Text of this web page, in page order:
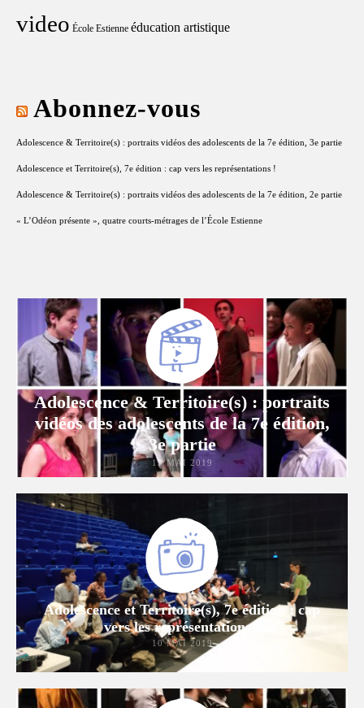
video École Estienne éducation artistique
Abonnez-vous
Adolescence & Territoire(s) : portraits vidéos des adolescents de la 7e édition, 3e partie
Adolescence et Territoire(s), 7e édition : cap vers les représentations !
Adolescence & Territoire(s) : portraits vidéos des adolescents de la 7e édition, 2e partie
« L’Odéon présente », quatre courts-métrages de l’École Estienne
Adolescence & Territoire(s) : portraits
vidéos des adolescents de la 7e édition,
3e partie
13 MAI 2019
Adolescence et Territoire(s), 7e édition : cap
vers les représentations !
10 MAI 2019